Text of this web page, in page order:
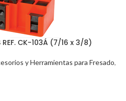
REF. CK-103Á (7/16 x 3/8)
y Herramientas para Fresado,